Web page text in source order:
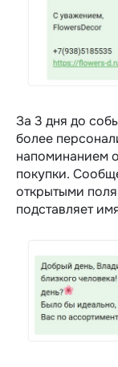
За 3 дня до
более
напоминанием
покупки.
открытыми
подставляет